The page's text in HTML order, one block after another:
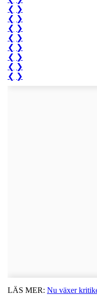
❮ ❯
❮ ❯
❮ ❯
❮ ❯
❮ ❯
❮ ❯
❮ ❯
❮ ❯
LÄS MER: Nu växer